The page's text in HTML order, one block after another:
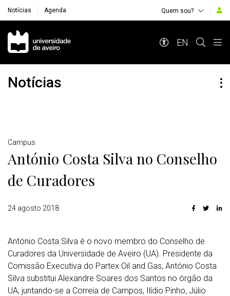
Notícias Agenda Quem sou?
Navegação Principal
EN
Notícias
Detalhes
Campus
António Costa Silva no Conselho
de Curadores
24 agosto 2018
António Costa Silva é o novo membro do Conselho de
Curadores da Universidade de Aveiro (UA). Presidente da
Comissão Executiva do Partex Oil and Gas, António Costa
Silva substitui Alexandre Soares dos Santos no órgão da
UA, juntando-se a Correia de Campos, Ilídio Pinho, Júlio